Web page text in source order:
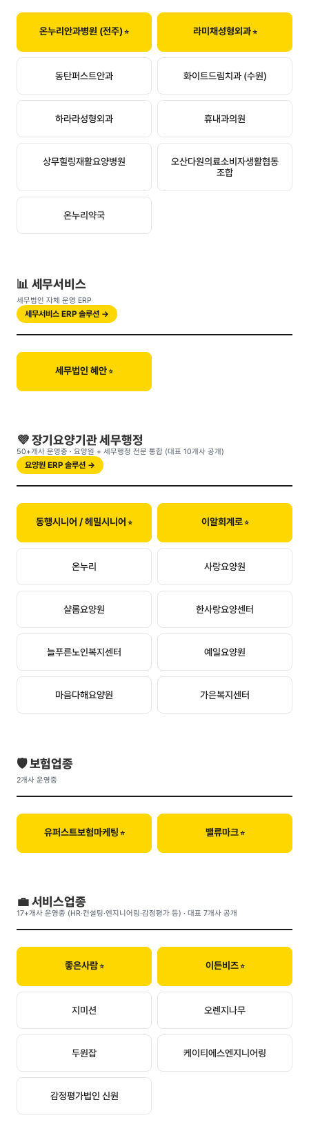
온누리안과병원 (전주) 라미채성형외과
동탄퍼스트안과 화이트드림치과 (수원)
하라라성형외과 휴내과의원
상무힐링재활요양병원
오산다원의료소비자생활협동
조합
온누리약국
📊 세무서비스
세무법인 자체 운영 ERP
세무서비스 ERP 솔루션 →
세무법인 혜안
💜 장기요양기관 세무행정
50+개사 운영중 · 요양원 + 세무행정 전문 통합 (대표 10개사 공개)
요양원 ERP 솔루션 →
동행시니어 / 헤밀시니어 이알회계로
온누리 사랑요양원
샬롬요양원 한사랑요양센터
늘푸른노인복지센터 예일요양원
마음다해요양원 가은복지센터
🛡️ 보험업종
2개사 운영중
유퍼스트보험마케팅 밸류마크
💼 서비스업종
17+개사 운영중 (HR·컨설팅·엔지니어링·감정평가 등) · 대표 7개사 공개
좋은사람 이든비즈
지미션 오렌지나무
두원잡 케이티에스엔지니어링
감정평가법인 신원